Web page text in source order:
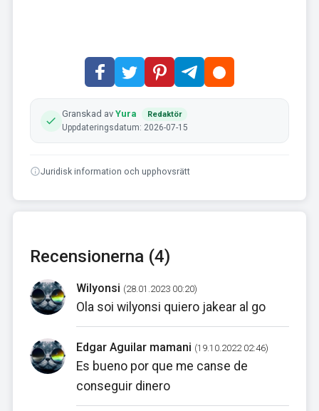
Granskad av Yura Redaktör
Uppdateringsdatum: 2026-07-15
Juridisk information och upphovsrätt
Recensionerna (4)
Wilyonsi (28.01.2023 00:20)
Ola soi wilyonsi quiero jakear al go
Edgar Aguilar mamani (19.10.2022 02:46)
Es bueno por que me canse de
conseguir dinero